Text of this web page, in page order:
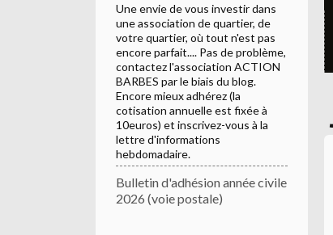
Une envie de vous investir dans
une association de quartier, de
votre quartier, où tout n'est pas
encore parfait.... Pas de problème,
contactez l'association ACTION
BARBES par le biais du blog.
Encore mieux adhérez (la
cotisation annuelle est fixée à
10euros) et inscrivez-vous à la
lettre d'informations
hebdomadaire.
Bulletin d'adhésion année civile
2026 (voie postale)